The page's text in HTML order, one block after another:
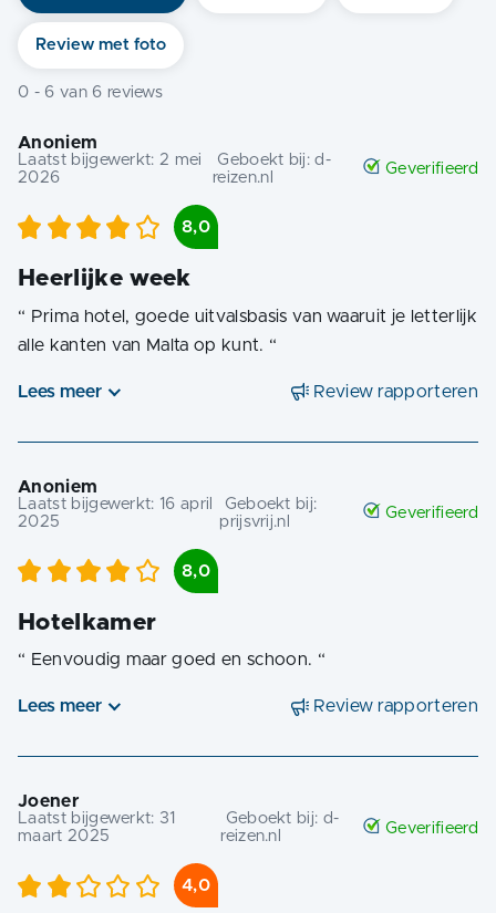
Review met foto
0 - 6 van 6 reviews
Anoniem
Laatst bijgewerkt: 2 mei
2026
Geboekt bij:d-
reizen.nl
Geverifieerd
8,0
Heerlijke week
“ Prima hotel, goede uitvalsbasis van waaruit je letterlijk
alle kanten van Malta op kunt. “
Lees meer Review rapporteren
Anoniem
Laatst bijgewerkt: 16 april
2025
Geboekt bij:
prijsvrij.nl
Geverifieerd
8,0
Hotelkamer
“ Eenvoudig maar goed en schoon. “
Lees meer Review rapporteren
Joener
Laatst bijgewerkt: 31
maart 2025
Geboekt bij: d-
reizen.nl
Geverifieerd
4,0